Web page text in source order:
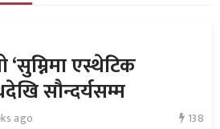
एस्थेटिक
सौन्दर्यसम्म
ago 138